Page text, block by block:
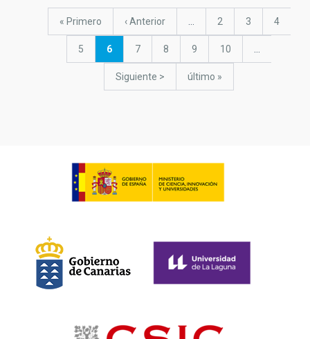
PaginaciónPrimera
« Primero
Página
‹ Anterior … Página
2 Página
3 Página
4
Página
5
Página
6 Página
7 Página
8 Página
9 Página
10 …
Siguiente
Siguiente >
última
último »